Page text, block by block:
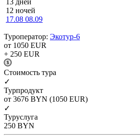
12 ночей
17.08 08.09
Туроператор: Экотур-6
от 1050 EUR
+ 250 EUR
Cтоимость тура
✓
Турпродукт
от 3676 BYN (1050 EUR)
✓
Туруслуга
250 BYN